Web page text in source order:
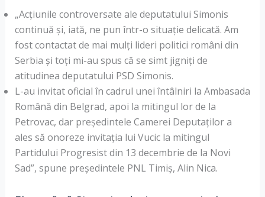
„Acţiunile controversate ale deputatului Simonis
continuă şi, iată, ne pun într-o situaţie delicată. Am
fost contactat de mai mulţi lideri politici români din
Serbia şi toţi mi-au spus că se simt jigniţi de
atitudinea deputatului PSD Simonis.
L-au invitat oficial în cadrul unei întâlniri la Ambasada
Română din Belgrad, apoi la mitingul lor de la
Petrovac, dar preşedintele Camerei Deputaţilor a
ales să onoreze invitaţia lui Vucic la mitingul
Partidului Progresist din 13 decembrie de la Novi
Sad”, spune preşedintele PNL Timiş, Alin Nica.